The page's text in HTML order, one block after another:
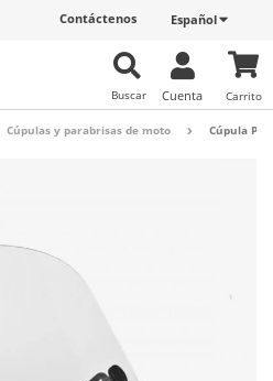
Español
Contáctenos
Carrito
Cuenta
Buscar
Cúpulas y parabrisas de moto Cúpula